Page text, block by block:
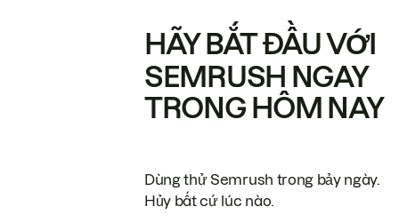
HÃY BẮT ĐẦU VỚI
SEMRUSH NGAY
TRONG HÔM NAY
Dùng thử Semrush trong bảy ngày.
Hủy bất cứ lúc nào.